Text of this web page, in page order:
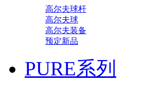
高尔夫球杆
高尔夫球
高尔夫装备
预定新品
PURE系列